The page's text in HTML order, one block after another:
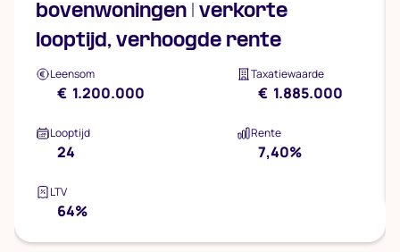
bovenwoningen | verkorte
looptijd, verhoogde rente
Leensom
€ 1.200.000
Taxatiewaarde
€ 1.885.000
Looptijd
24
Rente
7,40%
LTV
64%